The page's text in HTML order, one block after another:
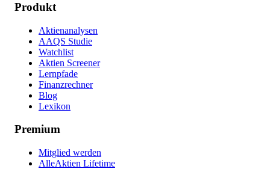
Produkt
Aktienanalysen
AAQS Studie
Watchlist
Aktien Screener
Lernpfade
Finanzrechner
Blog
Lexikon
Premium
Mitglied werden
AlleAktien Lifetime